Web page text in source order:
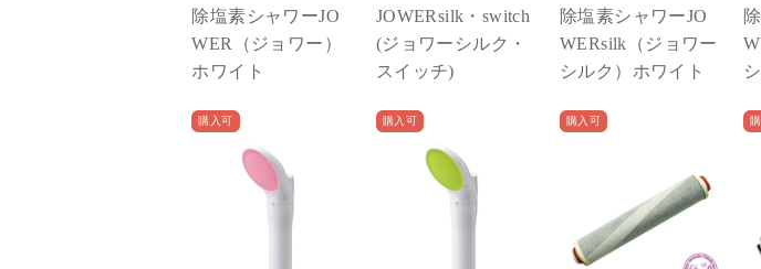
除塩素シャワーJO
WER（ジョワー）
ホワイト
JOWERsilk・switch
(ジョワーシルク・
スイッチ)
除塩素シャワーJO
WERsilk（ジョワー
シルク）ホワイト
購入可 購入可 購入可